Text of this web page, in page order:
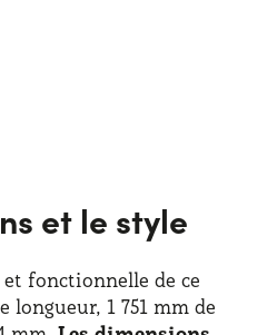
allemand s’est
et le style
fonctionnelle de ce
longueur, 1 751 mm de